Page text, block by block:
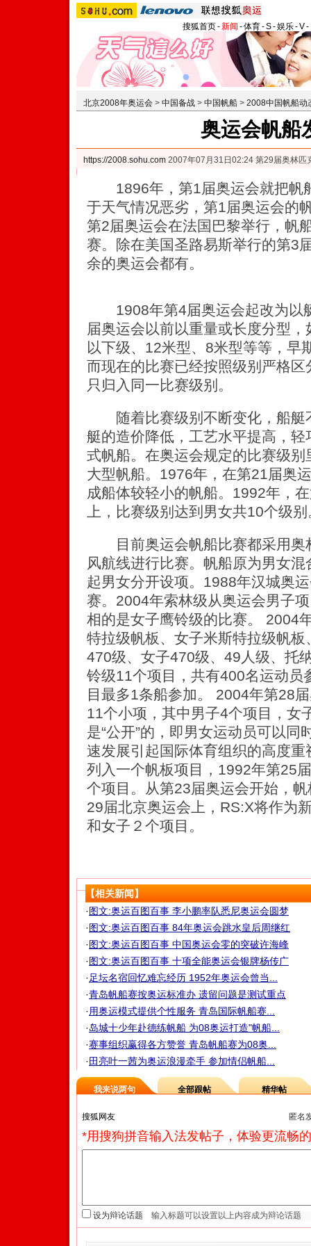
搜狐首页-新闻 -体育-S-娱乐-V-
北京2008年奥运会 > 中国备战 > 中国帆船 > 2008中国帆船动
奥运会帆船
https://2008.sohu.com 2007年07月31日02:24 第29届奥林匹
1896年，第1届奥运会就把帆
于天气情况恶劣，第1届奥运会的
第2届奥运会在法国巴黎举行，帆
赛。除在美国圣路易斯举行的第3
余的奥运会都有。
1908年第4届奥运会起改为以
届奥运会以前以重量或长度分型
以下级、12米型、8米型等等，早
而现在的比赛已经按照级别严格
只归入同一比赛级别。
随着比赛级别不断变化，船艇
艇的造价降低，工艺水平提高，
式帆船。在奥运会规定的比赛级
大型帆船。1976年，在第21届奥
成船体较轻小的帆船。1992年，
上，比赛级别达到男女共10个级别
目前奥运会帆船比赛都采用奥
风航线进行比赛。帆船原为男女
起男女分开设项。1988年汉城奥
赛。2004年索林级从奥运会男子
相的是女子鹰铃级的比赛。 2004
特拉级帆板、女子米斯特拉级帆
470级、女子470级、49人级、托
铃级11个项目，共有400名运动员
目最多1条船参加。 2004年第28
11个小项，其中男子4个项目，女
是“公开”的，即男女运动员可以同
速发展引起国际体育组织的高度
列入一个帆板项目，1992年第25
个项目。从第23届奥运会开始，
29届北京奥运会上，RS:X将作为
和女子２个项目。
【相关新闻】
·图文:奥运百图百事 李小鹏率队悉尼奥运会圆梦
·图文:奥运百图百事 84年奥运会跳水皇后周继红
·图文:奥运百图百事 中国奥运会零的突破许海峰
·图文:奥运百图百事 十项全能奥运会银牌杨传广
· 足坛名宿回忆难忘经历 1952年奥运会曾当...
·青岛帆船赛按奥运标准办 遗留问题是测试重点
· 用奥运模式提供个性服务 青岛国际帆船赛...
·岛城十少年赴德练帆船 为08奥运打造"帆船...
·赛事组织赢得各方赞誉 青岛帆船赛为08奥...
· 田亮叶一茜为奥运浪漫牵手 参加情侣帆船...
我来说两句 全部跟帖 精华帖
匿名
*用搜狗拼音输入法发帖子，体验更流畅
设为辩论话题